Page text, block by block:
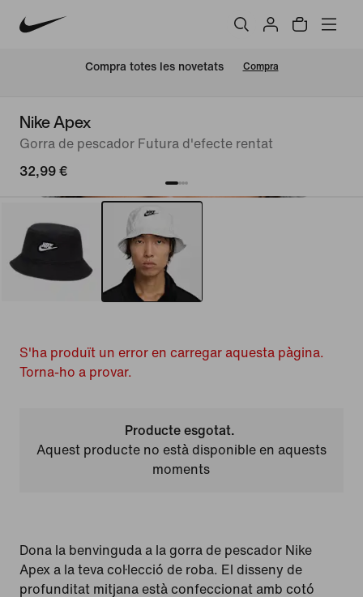
Compra totes les novetats Compra
Nike Apex
Gorra de pescador Futura d'efecte rentat
32,99 €
S'ha produït un error en carregar aquesta pàgina.
Torna-ho a provar.
Producte esgotat.
Aquest producte no està disponible en aquests
moments
Dona la benvinguda a la gorra de pescador Nike
Apex a la teva col·lecció de roba. El disseny de
profunditat mitjana està confeccionat amb cotó